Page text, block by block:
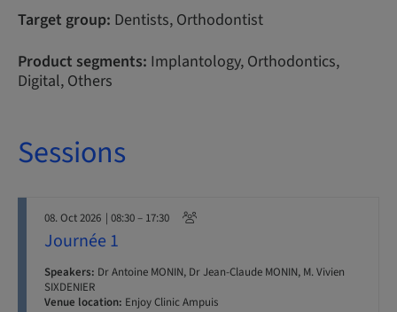
Target group: Dentists, Orthodontist
Product segments: Implantology, Orthodontics,
Digital, Others
Sessions
08. Oct 2026 | 08:30 – 17:30
Journée 1
Speakers: Dr Antoine MONIN, Dr Jean-Claude MONIN, M. Vivien
SIXDENIER
Venue location: Enjoy Clinic Ampuis